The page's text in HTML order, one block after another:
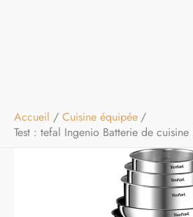
Accueil
Cuisine équipée
Test : tefal Ingenio Batterie de cuisine